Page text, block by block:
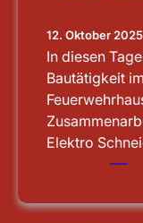
12. Oktober 2025
In diesen
Bautätigkeit
Elektro